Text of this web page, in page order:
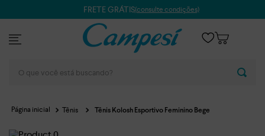
FRETE GRÁTIS(consulte condições)
Tênis Tênis Kolosh Esportivo Feminino Bege